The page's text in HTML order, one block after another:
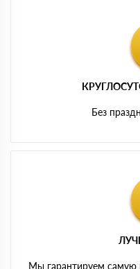
Без
Мы гарантируем самую